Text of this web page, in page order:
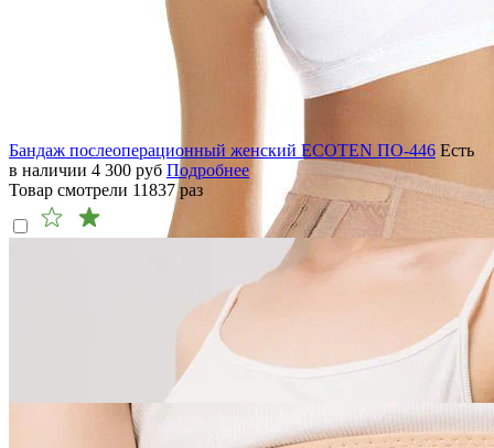
Бандаж послеоперационный женский ECOTEN ПО-446 Есть
в наличии 4 300 руб Подробнее
Товар смотрели 11837раз